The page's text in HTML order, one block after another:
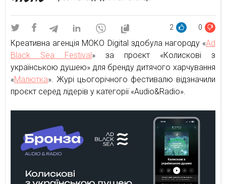
2 0
Креативна агенція MOKO Digital здобула нагороду «Ad
Black Sea Festival» за проєкт «Колискові з
українською душею» для бренду дитячого харчування
«Малютка». Журі цьогорічного фестивалю відзначили
проєкт серед лідерів у категорії «Audio&Radio».